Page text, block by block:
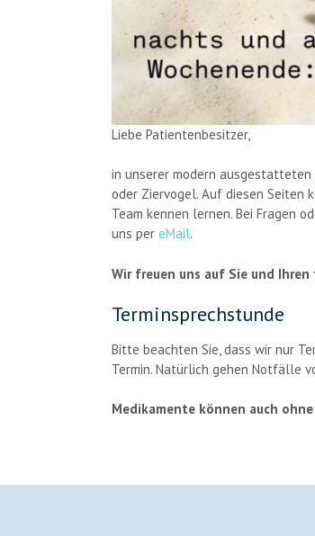
Liebe Patientenbesitzer,
in unserer modern
oder Ziervogel. Auf diesen Seiten
Team kennen lernen. Bei Fragen
uns per eMail.
Wir freuen uns auf Sie und
Terminsprechstunde
Bitte beachten Sie, dass wir nur
Termin. Natürlich gehen Notfälle
Medikamente können auch